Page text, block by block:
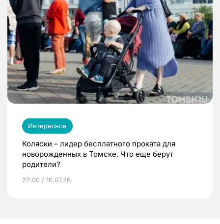
Интересное
Коляски – лидер бесплатного проката для
новорожденных в Томске. Что еще берут
родители?
22:00 / 16.07.26